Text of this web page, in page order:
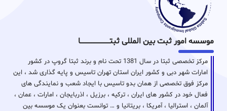
موسسه امور ثبت بین المللی ثبتـــــــــــــــــــــــــــــا
مرکز تخصصی ثبتا در سال 1381 تحت نام و برند ثبتا گروپ در کشور
امارات شهر دبی و کشور ایران استان تهران تاسیس و پایه گذاری شد ، این
مرکز فوق تخصصی از همان بدو تاسیس با ایجاد شعب و نمایندگی های
فعال خود در کشور های ایران ، ترکیه ، برزیل ، اذربایجان ، امارات ، عمان ،
آلمان ، استرالیا ، آمریکا ، بریتانیا و … توانست بعنوان یک موسسه بین